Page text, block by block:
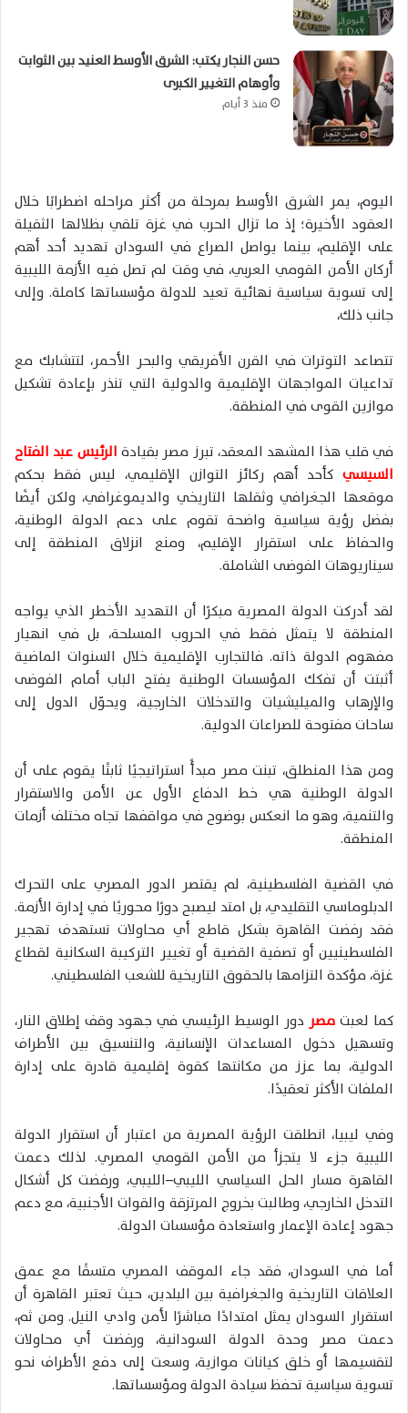
حسن النجار يكتب: الشرق الأوسط العنيد بين الثوابت
وأوهام التغيير الكبرى
منذ 3 أيام
اليوم، يمر الشرق الأوسط بمرحلة من أكثر مراحله اضطرابًا خلال
العقود الأخيرة؛ إذ ما تزال الحرب في غزة تلقي بظلالها الثقيلة
على الإقليم، بينما يواصل الصراع في السودان تهديد أحد أهم
أركان الأمن القومي العربي، في وقت لم تصل فيه الأزمة الليبية
إلى تسوية سياسية نهائية تعيد للدولة مؤسساتها كاملة. وإلى
جانب ذلك،
تتصاعد التوترات في القرن الأفريقي والبحر الأحمر، لتتشابك مع
تداعيات المواجهات الإقليمية والدولية التي تنذر بإعادة تشكيل
موازين القوى في المنطقة.
في قلب هذا المشهد المعقد، تبرز مصر بقيادة الرئيس عبد الفتاح
السيسي كأحد أهم ركائز التوازن الإقليمي، ليس فقط بحكم
موقعها الجغرافي وثقلها التاريخي والديموغرافي، ولكن أيضًا
بفضل رؤية سياسية واضحة تقوم على دعم الدولة الوطنية،
والحفاظ على استقرار الإقليم، ومنع انزلاق المنطقة إلى
سيناريوهات الفوضى الشاملة.
لقد أدركت الدولة المصرية مبكرًا أن التهديد الأخطر الذي يواجه
المنطقة لا يتمثل فقط في الحروب المسلحة، بل في انهيار
مفهوم الدولة ذاته. فالتجارب الإقليمية خلال السنوات الماضية
أثبتت أن تفكك المؤسسات الوطنية يفتح الباب أمام الفوضى
والإرهاب والميليشيات والتدخلات الخارجية، ويحوّل الدول إلى
ساحات مفتوحة للصراعات الدولية.
ومن هذا المنطلق، تبنت مصر مبدأً استراتيجيًا ثابتًا يقوم على أن
الدولة الوطنية هي خط الدفاع الأول عن الأمن والاستقرار
والتنمية، وهو ما انعكس بوضوح في مواقفها تجاه مختلف أزمات
المنطقة.
في القضية الفلسطينية، لم يقتصر الدور المصري على التحرك
الدبلوماسي التقليدي، بل امتد ليصبح دورًا محوريًا في إدارة الأزمة.
فقد رفضت القاهرة بشكل قاطع أي محاولات تستهدف تهجير
الفلسطينيين أو تصفية القضية أو تغيير التركيبة السكانية لقطاع
غزة، مؤكدة التزامها بالحقوق التاريخية للشعب الفلسطيني.
كما لعبت مصر دور الوسيط الرئيسي في جهود وقف إطلاق النار،
وتسهيل دخول المساعدات الإنسانية، والتنسيق بين الأطراف
الدولية، بما عزز من مكانتها كقوة إقليمية قادرة على إدارة
الملفات الأكثر تعقيدًا.
وفي ليبيا، انطلقت الرؤية المصرية من اعتبار أن استقرار الدولة
الليبية جزء لا يتجزأ من الأمن القومي المصري. لذلك دعمت
القاهرة مسار الحل السياسي الليبي–الليبي، ورفضت كل أشكال
التدخل الخارجي، وطالبت بخروج المرتزقة والقوات الأجنبية، مع دعم
جهود إعادة الإعمار واستعادة مؤسسات الدولة.
أما في السودان، فقد جاء الموقف المصري متسقًا مع عمق
العلاقات التاريخية والجغرافية بين البلدين، حيث تعتبر القاهرة أن
استقرار السودان يمثل امتدادًا مباشرًا لأمن وادي النيل. ومن ثم،
دعمت مصر وحدة الدولة السودانية، ورفضت أي محاولات
لتقسيمها أو خلق كيانات موازية، وسعت إلى دفع الأطراف نحو
تسوية سياسية تحفظ سيادة الدولة ومؤسساتها.